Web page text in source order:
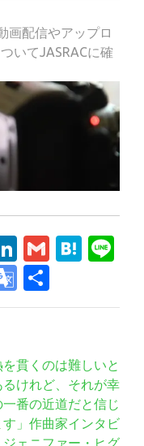
画配信やアップロ
いてJASRACに確
LinkedIn
Gmail
Google
Translate
有
を貫くのは難しいと
るけれど、それが幸
番の近道だと信じ
す」作曲家インタビ
ジェニファー・ヒグ